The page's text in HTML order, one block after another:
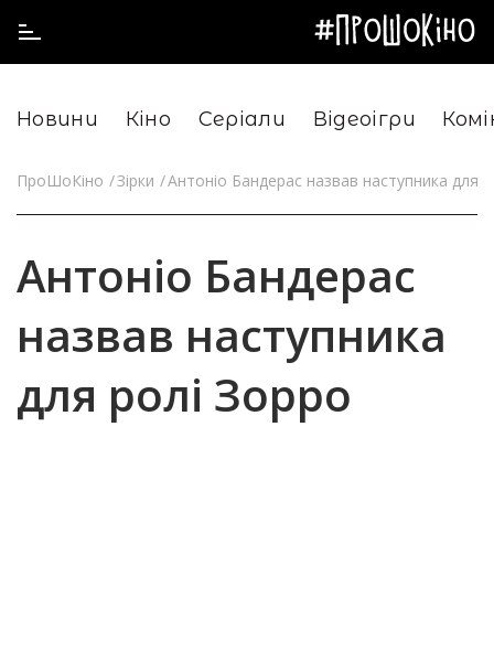
Новини Кіно Серіали Відеоігри
ПроШоКіно Зірки Антоніо Бандерас назвав наступника для
Антоніо Бандерас
назвав наступника
для ролі Зорро